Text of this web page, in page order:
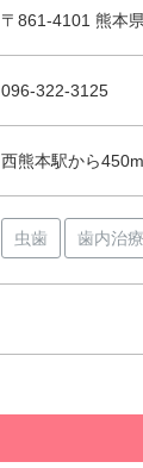
〒861-4101 熊本
096-322-3125
西熊本駅から
虫歯 歯内治療